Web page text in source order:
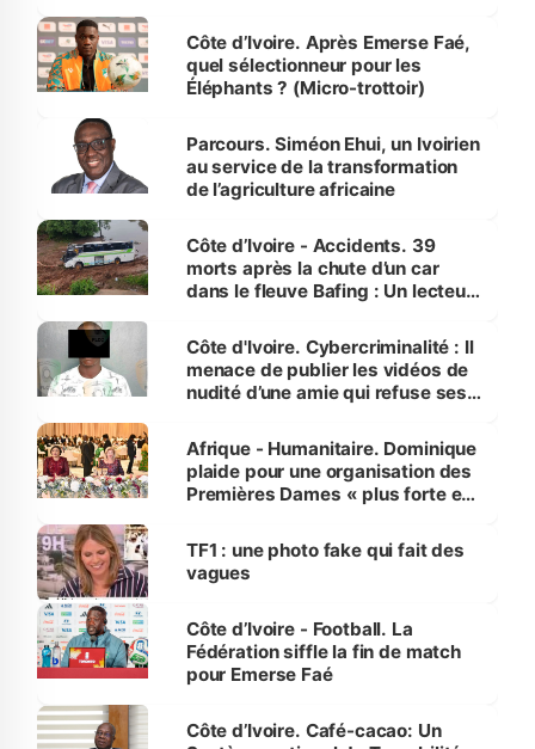
Côte d’Ivoire. Après Emerse Faé,
quel sélectionneur pour les
Éléphants ? (Micro-trottoir)
Parcours. Siméon Ehui, un Ivoirien
au service de la transformation
de l’agriculture africaine
Côte d’Ivoire - Accidents. 39
morts après la chute d’un car
dans le fleuve Bafing : Un lecteur
des Transports
Côte d'Ivoire. Cybercriminalité : Il
menace de publier les vidéos de
nudité d’une amie qui refuse ses
Afrique - Humanitaire. Dominique
plaide pour une organisation des
Premières Dames « plus forte et
sur la scène internationale »
TF1 : une photo fake qui fait des
vagues
Côte d’Ivoire - Football. La
Fédération siffle la fin de match
pour Emerse Faé
Côte d’Ivoire. Café-cacao: Un